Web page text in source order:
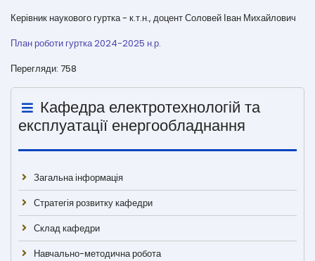
Керівник наукового гуртка - к.т.н., доцент Соловей Іван Михайлович
План роботи гуртка 2024-2025 н.р.
Перегляди: 758
Кафедра електротехнологій та
експлуатації енергообладнання
Загальна інформація
Стратегія розвитку кафедри
Склад кафедри
Навчально-методична робота